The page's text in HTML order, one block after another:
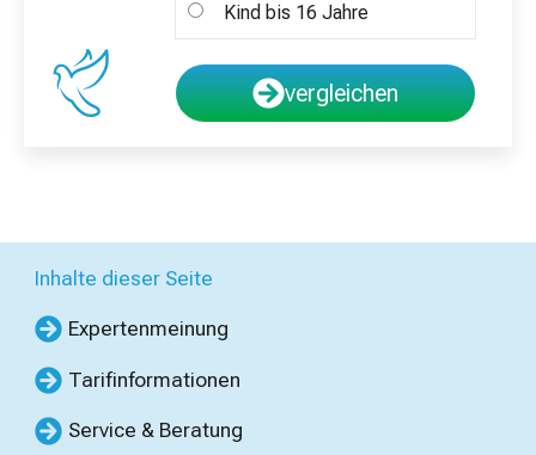
Kind bis 16 Jahre
vergleichen
Inhalte dieser Seite
Expertenmeinung
Tarifinformationen
Service & Beratung